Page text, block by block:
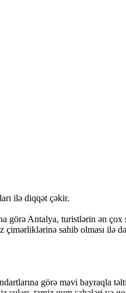
ilə diqqət çəkir.
görə Antalya, turistlərin ən
çimərliklərinə sahib olması ilə
görə mavi bayraqla